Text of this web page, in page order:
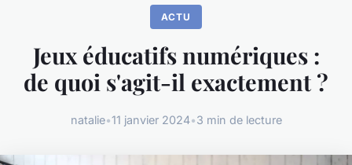
ACTU
Jeux éducatifs numériques :
de quoi s'agit-il exactement ?
natalie•11 janvier 2024•3 min de lecture